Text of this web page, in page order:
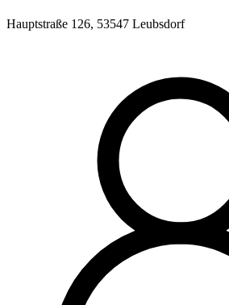
Hauptstraße 126, 53547 Leubsdorf